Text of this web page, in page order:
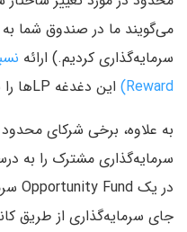
سرمایه‌گذاری کردیم.) ارائه
Reward) این دغدغه LPها را برطرف می‌کند.
به علاوه، برخی شرکای
سرمایه‌گذاری مشترک را به